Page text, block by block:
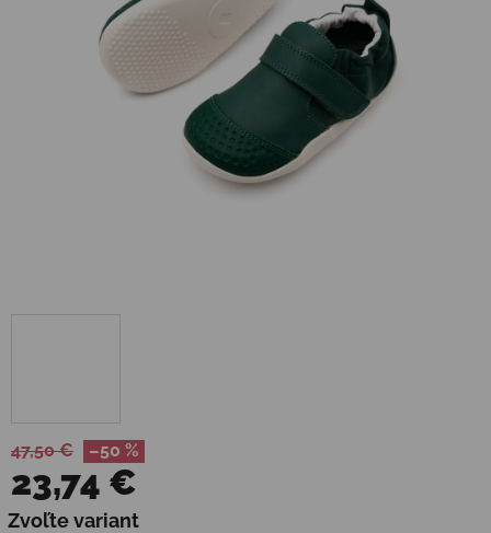
47,50 € –50 %
23,74 €
Jednotková cena:
Zvoľte variant